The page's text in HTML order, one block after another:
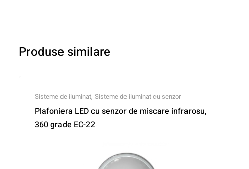
Produse similare
Sisteme de iluminat, Sisteme de iluminat cu senzor
Plafoniera LED cu senzor de miscare infrarosu,
360 grade EC-22